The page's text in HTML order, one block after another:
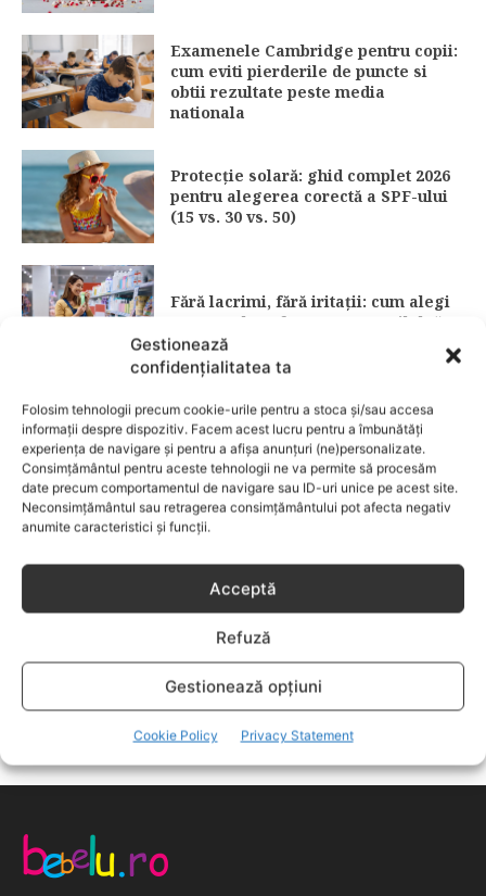
Gestionează
confidențialitatea ta
Folosim tehnologii precum cookie-urile pentru a stoca și/sau accesa
informații despre dispozitiv. Facem acest lucru pentru a îmbunătăți
experiența de navigare și pentru a afișa anunțuri (ne)personalizate.
Consimțământul pentru aceste tehnologii ne va permite să procesăm
date precum comportamentul de navigare sau ID-uri unice pe acest site.
Neconsimțământul sau retragerea consimțământului pot afecta negativ
anumite caracteristici și funcții.
Acceptă
Refuză
Gestionează opțiuni
Cookie Policy Privacy Statement
Examenele Cambridge pentru copii:
cum eviti pierderile de puncte si
obtii rezultate peste media
nationala
Protecție solară: ghid complet 2026
pentru alegerea corectă a SPF-ului
(15 vs. 30 vs. 50)
Fără lacrimi, fără iritații: cum alegi
șamponul perfect pentru copilul tău
CATEGORII POPULARE
EVENIMENTE
741
LIFESTYLE
COPII
634
FAMILIA
582
DEZVOLTAREA COPILULUI
COMPORTAMENT
294